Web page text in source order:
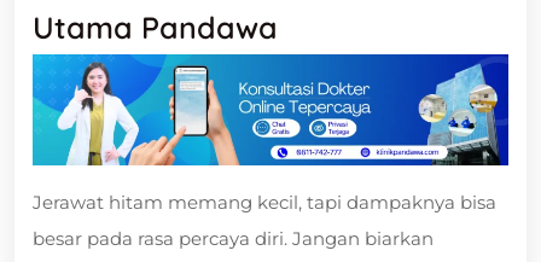
Utama Pandawa
Jerawat hitam memang kecil, tapi dampaknya bisa
besar pada rasa percaya diri. Jangan biarkan